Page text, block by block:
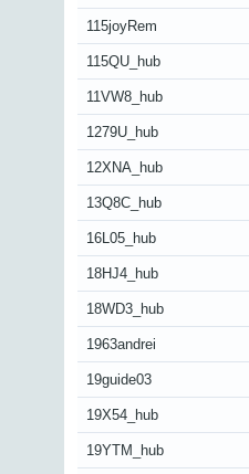
115joyRem
115QU_hub
11VW8_hub
1279U_hub
12XNA_hub
13Q8C_hub
16L05_hub
18HJ4_hub
18WD3_hub
1963andrei
19guide03
19X54_hub
19YTM_hub